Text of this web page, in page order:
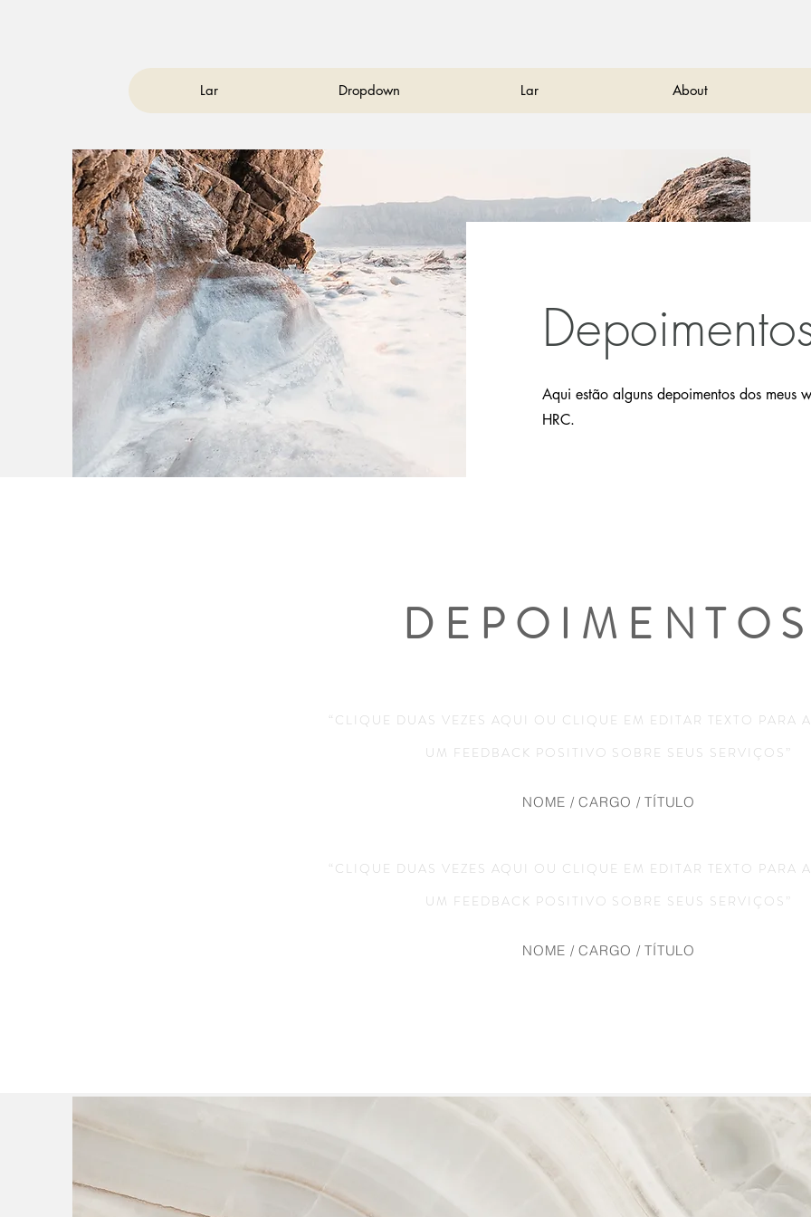
Lar Dropdown Lar About
Aqui estão alguns depoimentos dos meus
HRC.
DEPOIMENTOS
“CLIQUE DUAS VEZES AQUI OU CLIQUE EM EDITAR TEXTO PARA
UM FEEDBACK POSITIVO SOBRE SEUS SERVIÇOS”
NOME / CARGO / TÍTULO
“CLIQUE DUAS VEZES AQUI OU CLIQUE EM EDITAR TEXTO PARA
UM FEEDBACK POSITIVO SOBRE SEUS SERVIÇOS”
NOME / CARGO / TÍTULO